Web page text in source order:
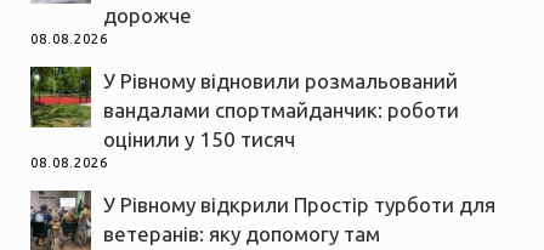
дорожче
08.08.2026
У Рівному відновили розмальований
вандалами спортмайданчик: роботи
оцінили у 150 тисяч
08.08.2026
У Рівному відкрили Простір турботи для
ветеранів: яку допомогу там